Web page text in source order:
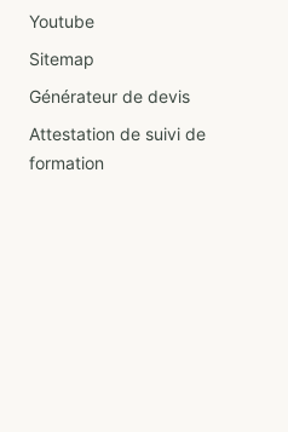
Youtube
Sitemap
Générateur de devis
Attestation de suivi de
formation